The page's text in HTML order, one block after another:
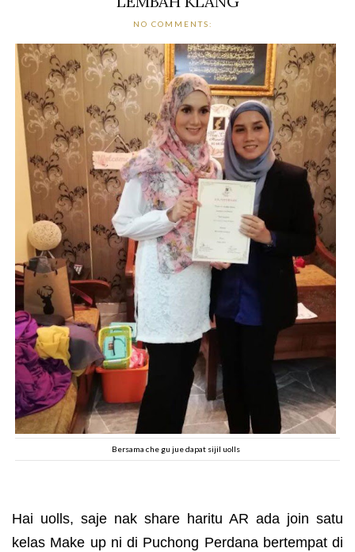
NO COMMENTS:
Bersama che gu jue dapat sijil uolls
Hai uolls, saje nak share haritu AR ada join satu
kelas Make up ni di Puchong Perdana bertempat di